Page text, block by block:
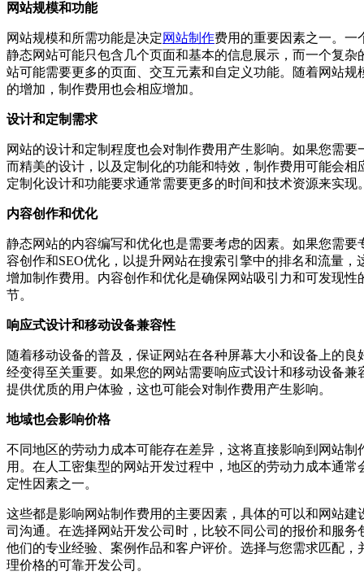
网站规模和功能
网站规模和所需功能是决定网站制作费用的重要因素之一。一
静态网站可能只包含几个页面和基本的信息展示，而一个复杂
站可能需要更多的页面、交互元素和自定义功能。随着网站规
的增加，制作费用也会相应增加。
设计和定制需求
网站的设计和定制程度也会对制作费用产生影响。如果您需要
而精美的设计，以及定制化的功能和特效，制作费用可能会相
定制化设计和功能要求通常需要更多的时间和技术资源来实现
内容创作和优化
静态网站的内容编写和优化也是需要考虑的因素。如果您需要
容创作和SEO优化，以提升网站在搜索引擎中的排名和流量，
增加制作费用。内容创作和优化是确保网站吸引力和可发现性
节。
响应式设计和移动设备兼容性
随着移动设备的普及，保证网站在各种屏幕大小和设备上的良
经变得至关重要。如果您的网站需要响应式设计和移动设备兼
提供优质的用户体验，这也可能会对制作费用产生影响。
地域也会影响价格
不同地区的劳动力成本可能存在差异，这将直接影响到网站制
用。在人工密集型的网站开发过程中，地区的劳动力成本通常
定性因素之一。
这些都是影响网站制作费用的主要因素，具体的可以和网站建
司沟通。在选择网站开发公司时，比较不同公司的报价和服务
他们的专业经验、案例作品和客户评价。选择与您需求匹配，
理价格的可靠开发公司。